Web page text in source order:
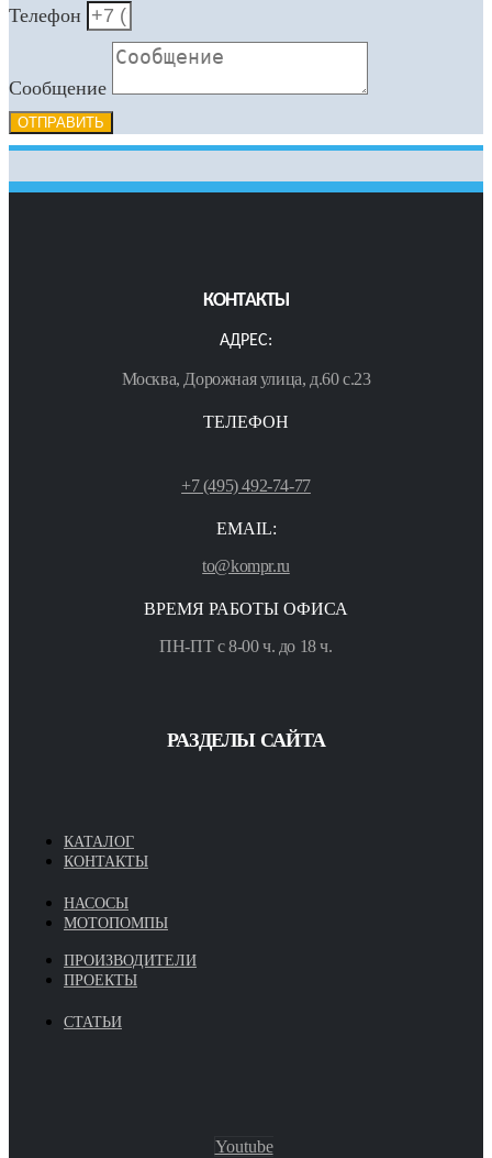
Телефон
Сообщение
ОТПРАВИТЬ
КОНТАКТЫ
АДРЕС:
Москва, Дорожная улица, д.60 с.23
ТЕЛЕФОН
+7 (495) 492-74-77
EMAIL:
to@kompr.ru
ВРЕМЯ РАБОТЫ ОФИСА
ПН-ПТ с 8-00 ч. до 18 ч.
РАЗДЕЛЫ САЙТА
КАТАЛОГ
КОНТАКТЫ
НАСОСЫ
МОТОПОМПЫ
ПРОИЗВОДИТЕЛИ
ПРОЕКТЫ
СТАТЬИ
Youtube